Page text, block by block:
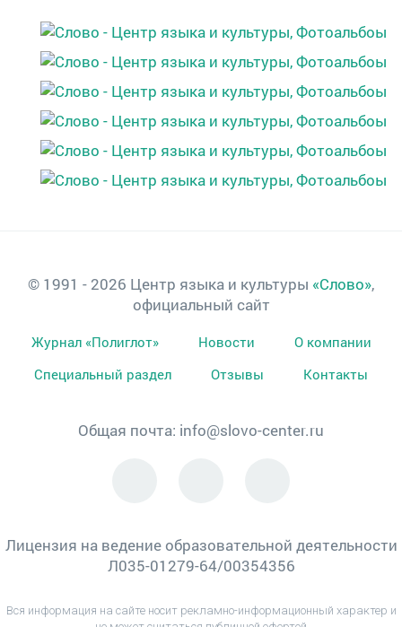
© 1991 - 2026 Центр языка и культуры «Слово»,
официальный сайт
Журнал «Полиглот» Новости
О компании
Специальный раздел
Отзывы Контакты
Общая почта: info@slovo-center.ru
Лицензия на ведение образовательной деятельности
Л035-01279-64/00354356
Вся информация на сайте носит рекламно-информационный характер и